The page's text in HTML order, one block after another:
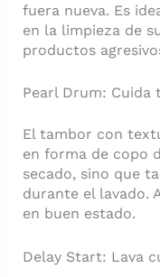
fuera nueva. Es
en la limpieza de
productos
Pearl Drum: Cuida
El tambor con
en forma de copo
secado, sino que
durante el lavado.
en buen estado.
Delay Start: Lava